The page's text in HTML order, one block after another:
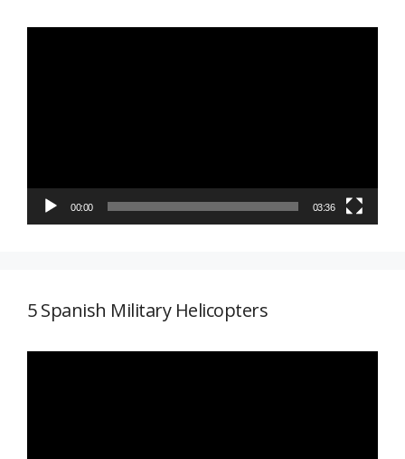
00:00 03:36
5 Spanish Military Helicopters